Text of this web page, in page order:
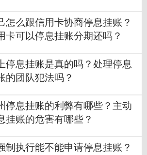
怎么跟信用卡协商停息挂账？
卡可以停息挂账分期还吗？
停息挂账是真的吗？处理停息
的团队犯法吗？
停息挂账的利弊有哪些？主动
挂账的危害有哪些？
制执行能不能申请停息挂账？